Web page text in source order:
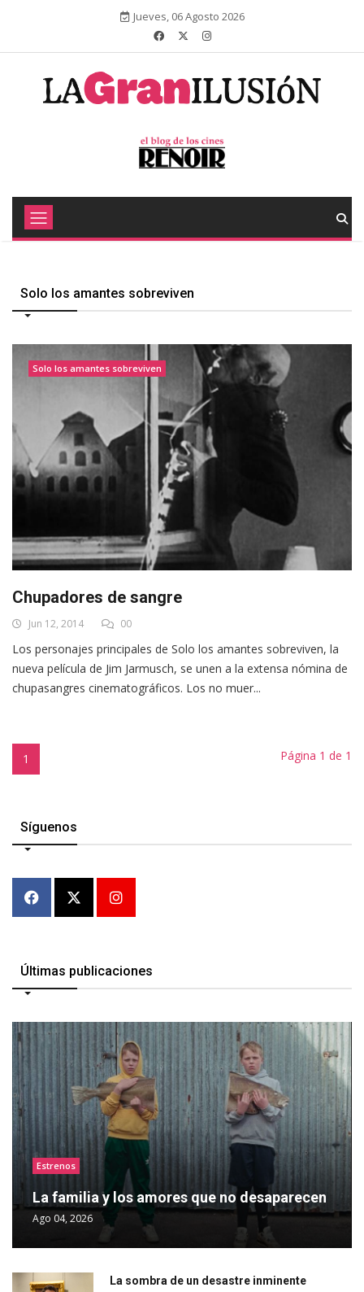
Jueves, 06 Agosto 2026
Solo los amantes sobreviven
Solo los amantes sobreviven
Chupadores de sangre
Jun 12, 2014 00
Los personajes principales de Solo los amantes sobreviven, la
nueva película de Jim Jarmusch, se unen a la extensa nómina de
chupasangres cinematográficos. Los no muer...
1 Página 1 de 1
Síguenos
Últimas publicaciones
Estrenos
La familia y los amores que no desaparecen
Ago 04, 2026
La sombra de un desastre inminente